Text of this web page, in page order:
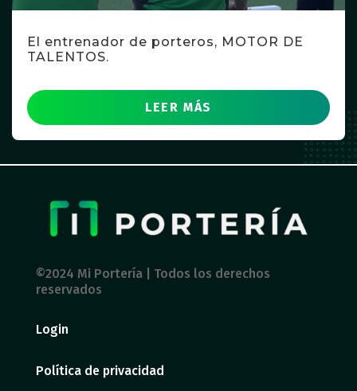
El entrenador de porteros, MOTOR DE
TALENTOS.
LEER MÁS
©2024 Mi Portería | Todos los derechos
reservados
Login
Política de privacidad